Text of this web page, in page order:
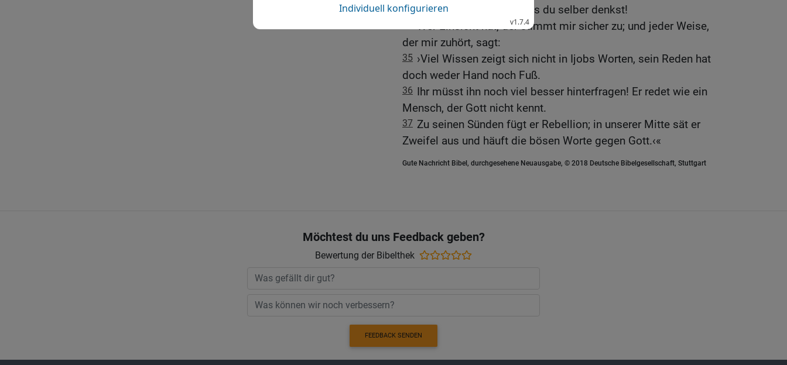
du! Nun lass uns hören, was du selber denkst!
Wer Einsicht hat, der stimmt mir sicher zu; und jeder Weise,
der mir zuhört, sagt:
35 ›Viel Wissen zeigt sich nicht in Ijobs Worten, sein Reden hat
doch weder Hand noch Fuß.
36 Ihr müsst ihn noch viel besser hinterfragen! Er redet wie ein
Mensch, der Gott nicht kennt.
37 Zu seinen Sünden fügt er Rebellion; in unserer Mitte sät er
Zweifel aus und häuft die bösen Worte gegen Gott.‹«
Gute Nachricht Bibel, durchgesehene Neuausgabe, © 2018 Deutsche Bibelgesellschaft, Stuttgart
Möchtest du uns Feedback geben?
Bewertung der Bibelthek
FEEDBACK SENDEN